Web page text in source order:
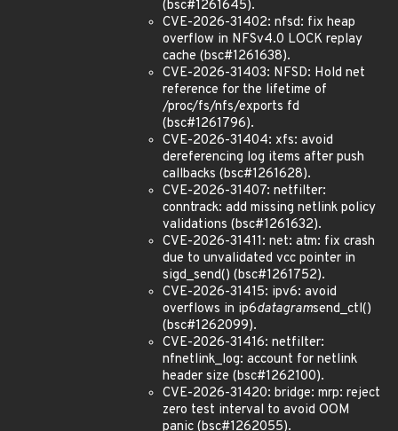
(bsc#1261645).
CVE-2026-31402: nfsd: fix heap
overflow in NFSv4.0 LOCK replay
cache (bsc#1261638).
CVE-2026-31403: NFSD: Hold net
reference for the lifetime of
/proc/fs/nfs/exports fd
(bsc#1261796).
CVE-2026-31404: xfs: avoid
dereferencing log items after push
callbacks (bsc#1261628).
CVE-2026-31407: netfilter:
conntrack: add missing netlink policy
validations (bsc#1261632).
CVE-2026-31411: net: atm: fix crash
due to unvalidated vcc pointer in
sigd_send() (bsc#1261752).
CVE-2026-31415: ipv6: avoid
overflows in ip6datagramsend_ctl()
(bsc#1262099).
CVE-2026-31416: netfilter:
nfnetlink_log: account for netlink
header size (bsc#1262100).
CVE-2026-31420: bridge: mrp: reject
zero test interval to avoid OOM
panic (bsc#1262055).